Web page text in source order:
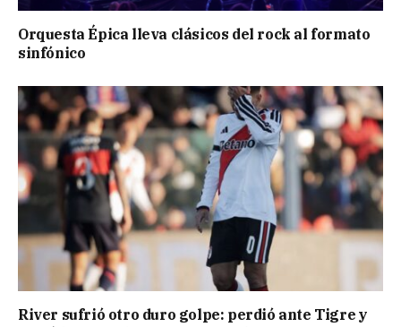
Orquesta Épica lleva clásicos del rock al formato
sinfónico
River sufrió otro duro golpe: perdió ante Tigre y